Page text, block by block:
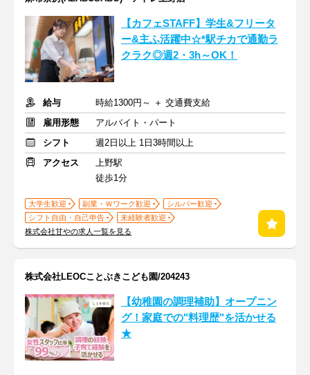
【カフェSTAFF】学生&フリータ
ー&主ふ活躍中☆*駅チカで通勤ラ
クラク◎週2・3h～OK！
給与
時給1300円～ ＋ 交通費支給
雇用形態
アルバイト・パート
シフト
週2日以上 1日3時間以上
アクセス
上野駅
徒歩1分
大学生歓迎 副業・Ｗワーク歓迎
シルバー歓迎
シフト自由・自己申告
未経験者歓迎
株式会社甘やの求人一覧を見る
株式会社LEOCことぶきこども園/204243
【幼稚園の調理補助】オープニン
グ！家庭での"料理歴"を活かせる
★